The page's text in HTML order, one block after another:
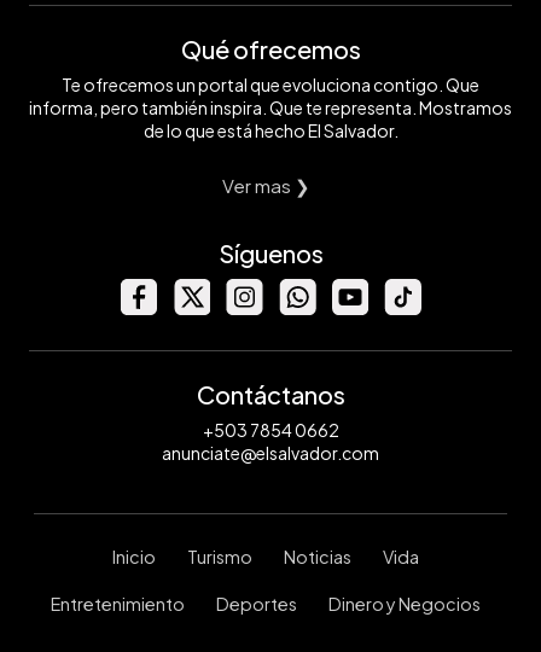
Qué ofrecemos
Te ofrecemos un portal que evoluciona contigo. Que
informa, pero también inspira. Que te representa. Mostramos
de lo que está hecho El Salvador.
Ver mas ❯
Síguenos
Contáctanos
+503 7854 0662
anunciate@elsalvador.com
Inicio Turismo Noticias Vida
Entretenimiento Deportes Dinero y Negocios